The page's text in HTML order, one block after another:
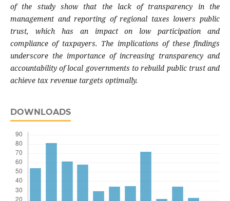
of the study show that the lack of transparency in the
management and reporting of regional taxes lowers public
trust, which has an impact on low participation and
compliance of taxpayers. The implications of these findings
underscore the importance of increasing transparency and
accountability of local governments to rebuild public trust and
achieve tax revenue targets optimally.
DOWNLOADS